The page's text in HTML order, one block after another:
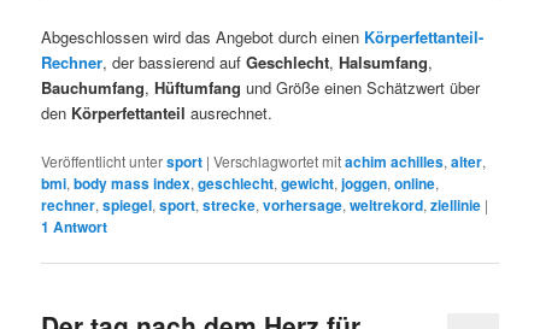
Abgeschlossen wird das Angebot durch einen Körperfettanteil-
Rechner, der bassierend aufGeschlecht,Halsumfang,
Bauchumfang,Hüftumfang und Größe einen Schätzwert über
den Körperfettanteil ausrechnet.
Veröffentlicht untersport |Verschlagwortet mitachim achilles,alter,
bmi,body mass index,geschlecht,gewicht,joggen,online,
rechner,spiegel,sport,strecke,vorhersage,weltrekord,ziellinie |
1 Antwort